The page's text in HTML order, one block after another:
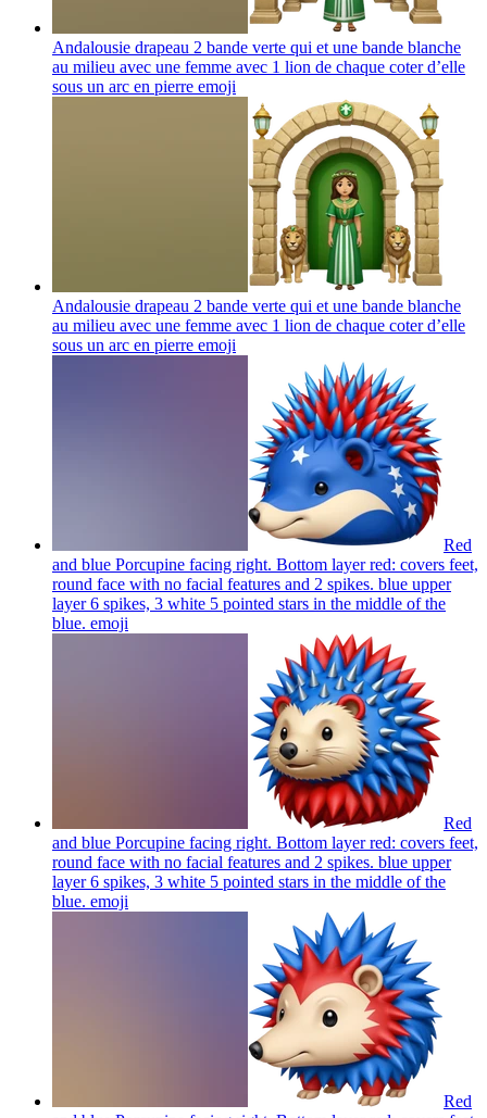
Andalousie drapeau 2 bande verte qui et une bande blanche
au milieu avec une femme avec 1 lion de chaque coter d’elle
sous un arc en pierre emoji
Andalousie drapeau 2 bande verte qui et une bande blanche
au milieu avec une femme avec 1 lion de chaque coter d’elle
sous un arc en pierre emoji
Red
and blue Porcupine facing right. Bottom layer red: covers feet,
round face with no facial features and 2 spikes. blue upper
layer 6 spikes, 3 white 5 pointed stars in the middle of the
blue. emoji
Red
and blue Porcupine facing right. Bottom layer red: covers feet,
round face with no facial features and 2 spikes. blue upper
layer 6 spikes, 3 white 5 pointed stars in the middle of the
blue. emoji
Red